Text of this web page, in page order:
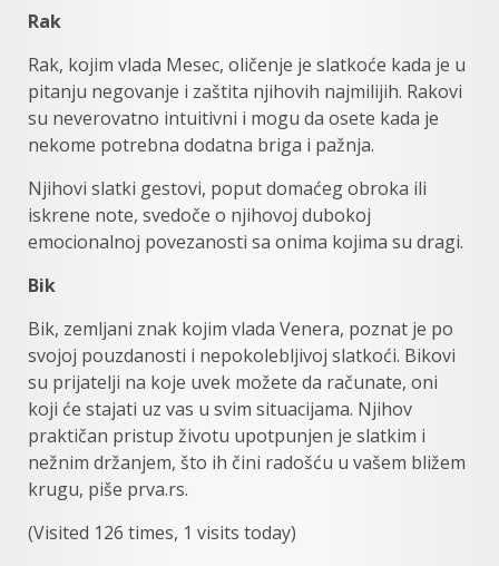
Rak
Rak, kojim vlada Mesec, oličenje je slatkoće kada je u
pitanju negovanje i zaštita njihovih najmilijih. Rakovi
su neverovatno intuitivni i mogu da osete kada je
nekome potrebna dodatna briga i pažnja.
Njihovi slatki gestovi, poput domaćeg obroka ili
iskrene note, svedoče o njihovoj dubokoj
emocionalnoj povezanosti sa onima kojima su dragi.
Bik
Bik, zemljani znak kojim vlada Venera, poznat je po
svojoj pouzdanosti i nepokolebljivoj slatkoći. Bikovi
su prijatelji na koje uvek možete da računate, oni
koji će stajati uz vas u svim situacijama. Njihov
praktičan pristup životu upotpunjen je slatkim i
nežnim držanjem, što ih čini radošću u vašem bližem
krugu, piše prva.rs.
(Visited 126 times, 1 visits today)